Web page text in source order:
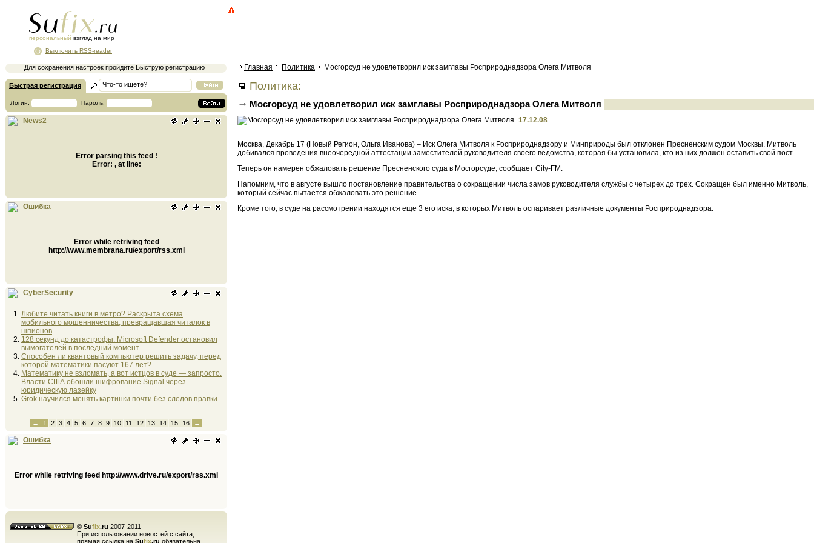
персональный взгляд на мир
Для сохранения настроек пройдите Быструю регистрацию
Выключить RSS-reader
Быстрая регистрация
Логин: Пароль:
News2
Error parsing this feed !
Error: , at line:
Ошибка
Error while retriving feed
http://www.membrana.ru/export/rss.xml
CyberSecurity
Любите читать книги в метро? Раскрыта схема
мобильного мошенничества, превращавшая читалок в
шпионов
128 секунд до катастрофы. Microsoft Defender остановил
вымогателей в последний момент
Способен ли квантовый компьютер решить задачу, перед
которой математики пасуют 167 лет?
Математику не взломать, а вот истцов в суде — запросто.
Власти США обошли шифрование Signal через
юридическую лазейку
Grok научился менять картинки почти без следов правки
← 1 2 3 4 5 6 7 8 9 10 11 12 13 14 15 16 →
Ошибка
Error while retriving feed http://www.drive.ru/export/rss.xml
© Sufix.ru 2007-2011
При использовании новостей с сайта,
прямая ссылка на Sufix.ru обязательна
Главная Политика Мосгорсуд не удовлетворил иск замглавы Росприроднадзора Олега Митволя
Политика:
Мосгорсуд не удовлетворил иск замглавы Росприроднадзора Олега Митволя
17.12.08
Москва, Декабрь 17 (Новый Регион, Ольга Иванова) – Иск Олега Митволя к Росприроднадзору и Минприроды был отклонен Пресненским судом Москвы. Митволь
добивался проведения внеочередной аттестации заместителей руководителя своего ведомства, которая бы установила, кто из них должен оставить свой пост.
Теперь он намерен обжаловать решение Пресненского суда в Мосгорсуде, сообщает City-FM.
Напомним, что в августе вышло постановление правительства о сокращении числа замов руководителя службы с четырех до трех. Сокращен был именно Митволь,
который сейчас пытается обжаловать это решение.
Кроме того, в суде на рассмотрении находятся еще 3 его иска, в которых Митволь оспаривает различные документы Росприроднадзора.